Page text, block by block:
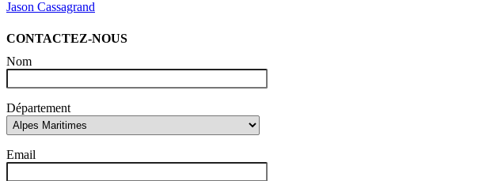
Jason Cassagrand
CONTACTEZ-NOUS
Nom
Département
Email